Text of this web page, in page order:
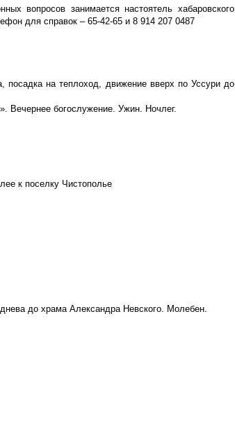
вопросов занимается настоятель хабаровского
для справок – 65-42-65 и 8 914 207 0487
посадка на теплоход, движение вверх по Уссури до
Вечернее богослужение. Ужин. Ночлег.
к поселку Чистополье
до храма Александра Невского. Молебен.